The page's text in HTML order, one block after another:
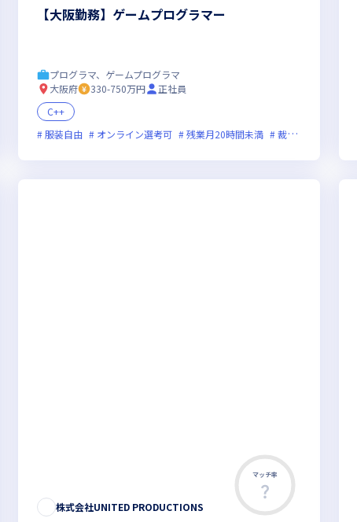
【大阪勤務】ゲームプログラマー
プログラマ、ゲームプログラマ
大阪府
330-750万円
正社員
C++
服装自由
オンライン選考可 残業月20時間未満 裁量労働制あり
マッチ率
株式会社UNITED PRODUCTIONS